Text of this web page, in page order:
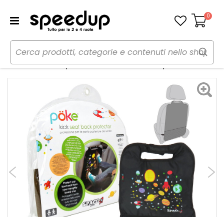
Carrello
0
Home Auto Bambini a bordo
Protezione sedile
Protezione sedile posteriore Con tasca in rete Space - POKE